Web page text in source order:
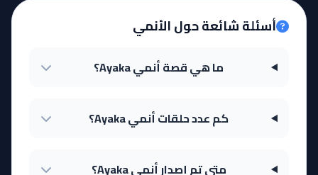
أسئلة شائعة حول الأنمي
ما هي قصة أنمي Ayaka؟
كم عدد حلقات أنمي Ayaka؟
متى تم إصدار أنمي Ayaka؟